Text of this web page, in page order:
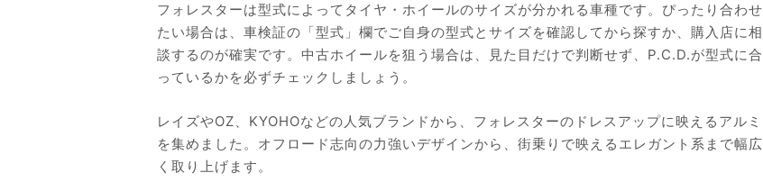
フォレスターは型式によってタイヤ・ホイールのサイズが分かれる車種です。ぴったり合わせ
たい場合は、車検証の「型式」欄でご自身の型式とサイズを確認してから探すか、購入店に相
談するのが確実です。中古ホイールを狙う場合は、見た目だけで判断せず、P.C.D.が型式に合
っているかを必ずチェックしましょう。
レイズやOZ、KYOHOなどの人気ブランドから、フォレスターのドレスアップに映えるアルミ
を集めました。オフロード志向の力強いデザインから、街乗りで映えるエレガント系まで幅広
く取り上げます。